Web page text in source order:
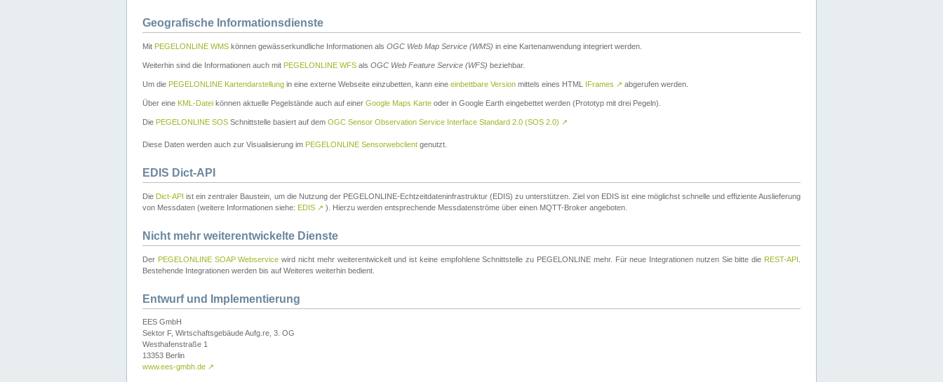
Geografische Informationsdienste
Mit PEGELONLINE WMS können gewässerkundliche Informationen als OGC Web Map Service (WMS) in eine Kartenanwendung integriert werden.
Weiterhin sind die Informationen auch mit PEGELONLINE WFS als OGC Web Feature Service (WFS) beziehbar.
Um die PEGELONLINE Kartendarstellung in eine externe Webseite einzubetten, kann eine einbettbare Version mittels eines HTML IFrames ↗ abgerufen werden.
Über eine KML-Datei können aktuelle Pegelstände auch auf einer Google Maps Karte oder in Google Earth eingebettet werden (Prototyp mit drei Pegeln).
Die PEGELONLINE SOS Schnittstelle basiert auf dem OGC Sensor Observation Service Interface Standard 2.0 (SOS 2.0) ↗
Diese Daten werden auch zur Visualisierung im PEGELONLINE Sensorwebclient genutzt.
EDIS Dict-API
Die Dict-API ist ein zentraler Baustein, um die Nutzung der PEGELONLINE-Echtzeitdateninfrastruktur (EDIS) zu unterstützen. Ziel von EDIS ist eine möglichst schnelle und effiziente Auslieferung
von Messdaten (weitere Informationen siehe: EDIS ↗ ). Hierzu werden entsprechende Messdatenströme über einen MQTT-Broker angeboten.
Nicht mehr weiterentwickelte Dienste
Der PEGELONLINE SOAP Webservice wird nicht mehr weiterentwickelt und ist keine empfohlene Schnittstelle zu PEGELONLINE mehr. Für neue Integrationen nutzen Sie bitte die REST-API
Bestehende Integrationen werden bis auf Weiteres weiterhin bedient.
Entwurf und Implementierung
EES GmbH
Sektor F, Wirtschaftsgebäude Aufg.re, 3. OG
Westhafenstraße 1
13353 Berlin
www.ees-gmbh.de ↗